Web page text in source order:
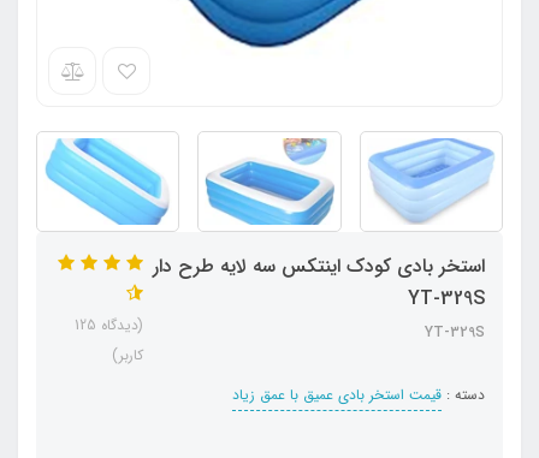
استخر بادی کودک اینتکس سه لایه طرح دار
YT-329S
YT-329S
دسته : قیمت استخر بادی عمیق با عمق زیاد
(دیدگاه 125
کاربر)